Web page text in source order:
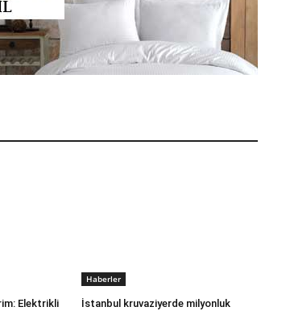
Elektrikli
Haberler
İstanbul kruvaziyerde milyonluk